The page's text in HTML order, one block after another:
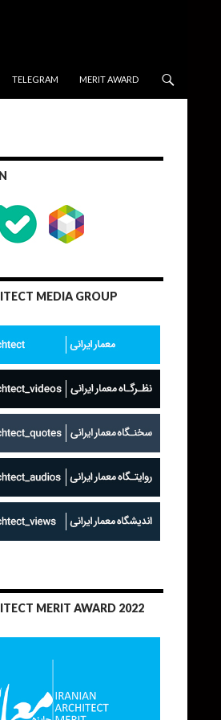
TELEGRAM MERIT AWARD
MEDIA GROUP
MERIT AWARD 2022